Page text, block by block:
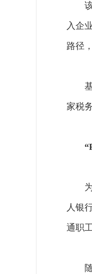
入企
路径
家税
人银
通职